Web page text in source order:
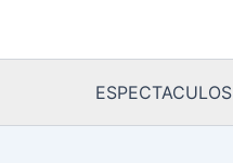
ESPECTACULOS